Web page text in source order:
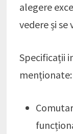
alegere
vedere și
Specificații
menționate: